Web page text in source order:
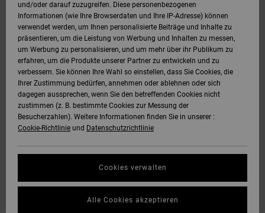
und/oder darauf zuzugreifen. Diese personenbezogenen
Informationen (wie Ihre Browserdaten und Ihre IP-Adresse) können
verwendet werden, um Ihnen personalisierte Beiträge und Inhalte zu
präsentieren, um die Leistung von Werbung und Inhalten zu messen,
um Werbung zu personalisieren, und um mehr über ihr Publikum zu
erfahren, um die Produkte unserer Partner zu entwickeln und zu
verbessern. Sie können Ihre Wahl so einstellen, dass Sie Cookies, die
Ihrer Zustimmung bedürfen, annehmen oder ablehnen oder sich
dagegen aussprechen, wenn Sie den betreffenden Cookies nicht
zustimmen (z. B. bestimmte Cookies zur Messung der
Besucherzahlen). Weitere Informationen finden Sie in unserer :
Cookie-Richtlinie und Datenschutzrichtlinie
Cookies verwalten
Alle Cookies akzeptieren